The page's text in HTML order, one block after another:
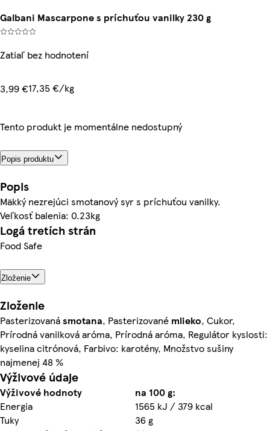
Galbani Mascarpone s príchuťou vanilky 230 g
Zatiaľ bez hodnotení
3,99 €17,35 €/kg
Tento produkt je momentálne nedostupný
Popis produktu
Popis
Mäkký nezrejúci smotanový syr s príchuťou vanilky.
Veľkosť balenia: 0.23kg
Logá tretích strán
Food Safe
Zloženie
Zloženie
Pasterizovanásmotana, Pasterizované mlieko, Cukor,
Prírodná vanilková aróma, Prírodná aróma, Regulátor kyslosti:
kyselina citrónová, Farbivo: karotény, Množstvo sušiny
najmenej 48 %
Výživové údaje
Výživové hodnoty
na 100 g:
Energia
1565 kJ / 379 kcal
Tuky
36 g